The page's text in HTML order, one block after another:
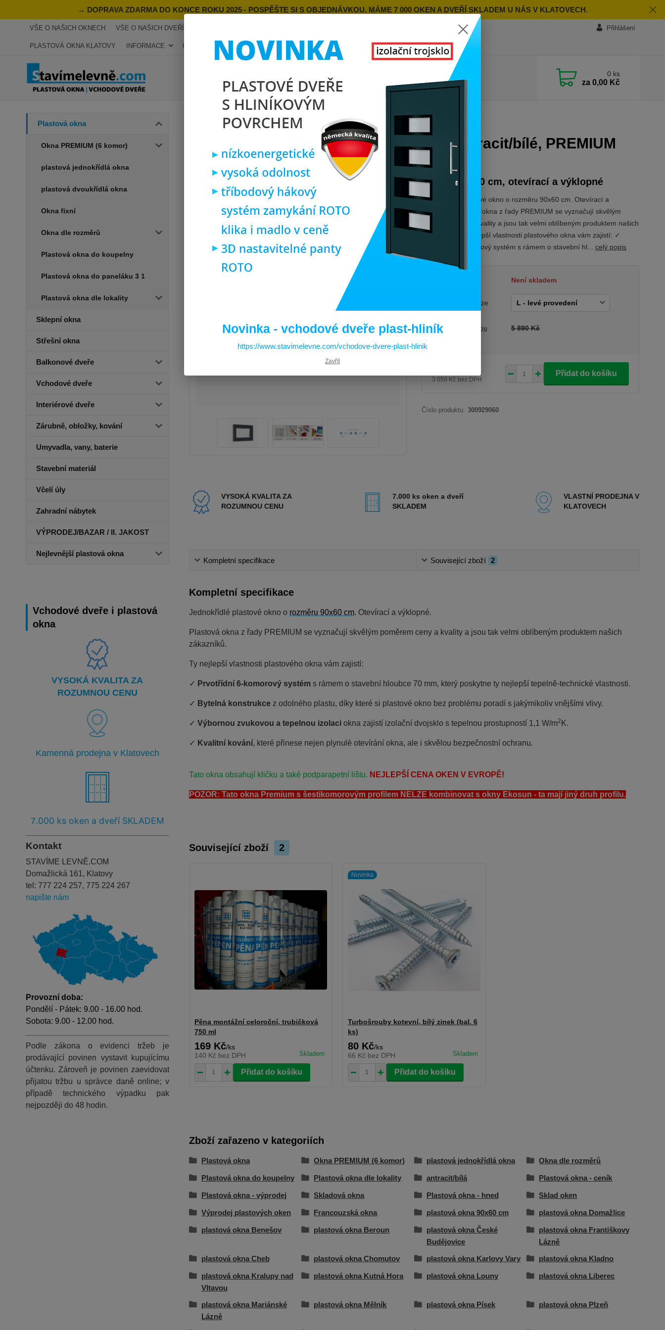
→ DOPRAVA ZDARMA DO KONCE ROKU 2025 - POSPĚŠTE SI S OBJEDNÁVKOU. MÁME 7 000 OKEN A DVEŘÍ SKLADEM U NÁS V KLATOVECH.
VŠE O NAŠICH OKNECH VŠE O NAŠICH DVEŘÍCH
PLASTOVÁ OKNA KLATOVY INFORMACE OKNA NA MÍRU KONTAKT O NÁS
Přihlášení
0 ks
za 0,00 Kč
Plastová okna
Okna PREMIUM (6 komor)
plastová jednokřídlá okna
plastová dvoukřídlá okna
Okna fixní
Okna dle rozměrů
Plastová okna do koupelny
Plastová okna do paneláku 3 1
Plastová okna dle lokality
Sklepní okna
Střešní okna
Balkonové dveře
Vchodové dveře
Interiérové dveře
Zárubně, obložky, kování
Umyvadla, vany, baterie
Stavební materiál
Včelí úly
Zahradní nábytek
VÝPRODEJ/BAZAR / II. JAKOST
Nejlevnější plastová okna
Vchodové dveře i plastová
okna
VYSOKÁ KVALITA ZA
ROZUMNOU CENU
Kamenná prodejna v Klatovech
7.000 ks oken a dveří SKLADEM
Kontakt
STAVÍME LEVNĚ.COM
Domažlická 161, Klatovy
tel: 777 224 257, 775 224 267
napište nám
Provozní doba:
Pondělí - Pátek: 9.00 - 16.00 hod.
Sobota: 9.00 - 12.00 hod.
Podle zákona o evidenci tržeb je
prodávající povinen vystavit kupujícímu
účtenku. Zároveň je povinen zaevidovat
přijatou tržbu u správce daně online; v
případě technického výpadku pak
nejpozději do 48 hodin.
Plastová okna plastové okno 90x60 cm, jednokřídlé, antracit/bílé, PREMIUM 7000
plastové okno 90x60 cm, jednokřídlé, antracit/bílé, PREMIUM
7000
rozměr 90x60 cm, otevírací a výklopné
Jednokřídlé plastové okno o rozměru 90x60 cm. Otevírací a
výklopné. Plastová okna z řady PREMIUM se vyznačují skvělým
poměrem ceny a kvality a jsou tak velmi oblíbeným produktem našich
zákazníků. Ty nejlepší vlastnosti plastového okna vám zajistí: ✓
Prvotřídní 6-komorový systém s rámem o stavební hl... celý popis
Není skladem
(obrázek je pouze
ilustrační)
Cena před slevou 5 890 Kč
3 050 Kč bez DPH
Přidat do košíku
Číslo produktu: 300929060
VYSOKÁ KVALITA ZA
ROZUMNOU CENU
7.000 ks oken a dveří
SKLADEM
VLASTNÍ PRODEJNA V
KLATOVECH
Kompletní specifikace Související zboží 2
Kompletní specifikace
Jednokřídlé plastové okno o rozměru 90x60 cm. Otevírací a výklopné.
Plastová okna z řady PREMIUM se vyznačují skvělým poměrem ceny a kvality a jsou tak velmi oblíbeným produktem našich
zákazníků.
Ty nejlepší vlastnosti plastového okna vám zajistí:
✓ Prvotřídní 6-komorový systéms rámem o stavební hloubce 70 mm, který poskytne ty nejlepší tepelně-technické vlastnosti.
✓ Bytelná konstrukcez odolného plastu, díky které si plastové okno bez problému poradí s jakýmikoliv vnějšími vlivy.
✓ Výbornou zvukovou a tepelnou izolaciokna zajistí izolační dvojsklo s tepelnou prostupností 1,1 W/m2 K.
✓ Kvalitní kování, které přinese nejen plynulé otevírání okna, ale i skvělou bezpečnostní ochranu.
Tato okna obsahují kličku a také podparapetní lištu. NEJLEPŠÍ CENA OKEN V EVROPĚ!
POZOR: Tato okna Premium s šestikomorovým profilem NELZE kombinovat s okny Ekosun - ta mají jiný druh profilu.
Související zboží 2
Pěna montážní celoroční, trubičková
750 ml
169 Kč/ks
140 Kč bez DPH Skladem
Přidat do košíku
Novinka
Turbošrouby kotevní, bílý zinek (bal. 6
ks)
80 Kč/ks
66 Kč bez DPH Skladem
Přidat do košíku
Zboží zařazeno v kategoriích
Plastová okna Okna PREMIUM (6 komor) plastová jednokřídlá okna Okna dle rozměrů
Plastová okna do koupelny Plastová okna dle lokality antracit/bílá Plastová okna - ceník
Plastová okna - výprodej Skladová okna Plastová okna - hned Sklad oken
Výprodej plastových oken Francouzská okna plastová okna 90x60 cm plastová okna Domažlice
plastová okna Benešov plastová okna Beroun
plastová okna České
Budějovice
plastová okna Františkovy
Lázně
plastová okna Cheb
plastová okna Chomutov plastová okna Karlovy Vary plastová okna Kladno
plastová okna Kralupy nad
Vltavou
plastová okna Kutná Hora plastová okna Louny plastová okna Liberec
plastová okna Mariánské
Lázně
plastová okna Mělník plastová okna Písek plastová okna Plzeň
Novinka - vchodové dveře plast-hliník
https://www.stavimelevne.com/vchodove-dvere-plast-hlinik
Zavřít